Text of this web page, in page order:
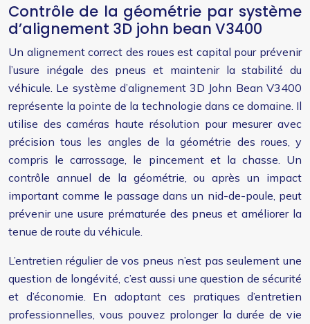
Contrôle de la géométrie par système
d’alignement 3D john bean V3400
Un alignement correct des roues est capital pour prévenir
l’usure inégale des pneus et maintenir la stabilité du
véhicule. Le système d’alignement 3D John Bean V3400
représente la pointe de la technologie dans ce domaine. Il
utilise des caméras haute résolution pour mesurer avec
précision tous les angles de la géométrie des roues, y
compris le carrossage, le pincement et la chasse. Un
contrôle annuel de la géométrie, ou après un impact
important comme le passage dans un nid-de-poule, peut
prévenir une usure prématurée des pneus et améliorer la
tenue de route du véhicule.
L’entretien régulier de vos pneus n’est pas seulement une
question de longévité, c’est aussi une question de sécurité
et d’économie. En adoptant ces pratiques d’entretien
professionnelles, vous pouvez prolonger la durée de vie